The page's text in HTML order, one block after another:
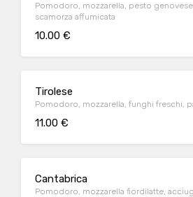
Pomodoro, mozzarella, pesto
scamorza affumicata
10.00 €
Tirolese
Pomodoro, mozzarella, funghi freschi,
11.00 €
Cantabrica
Pomodoro, mozzarella fiordilatte,